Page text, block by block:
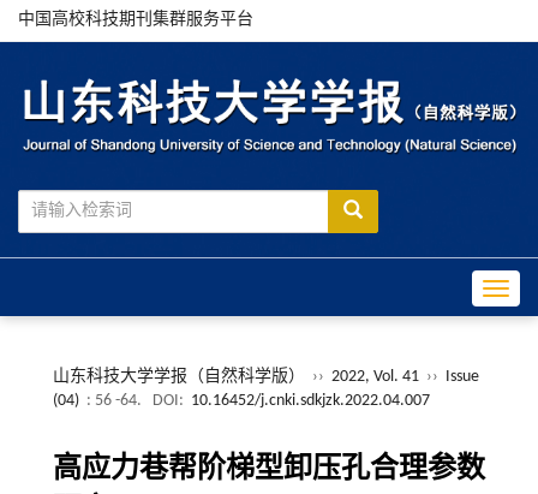
中国高校科技期刊集群服务平台
山东科技大学学报（自然科学版） ›› 2022, Vol. 41 ›› Issue
(04) : 56 -64. DOI: 10.16452/j.cnki.sdkjzk.2022.04.007
高应力巷帮阶梯型卸压孔合理参数